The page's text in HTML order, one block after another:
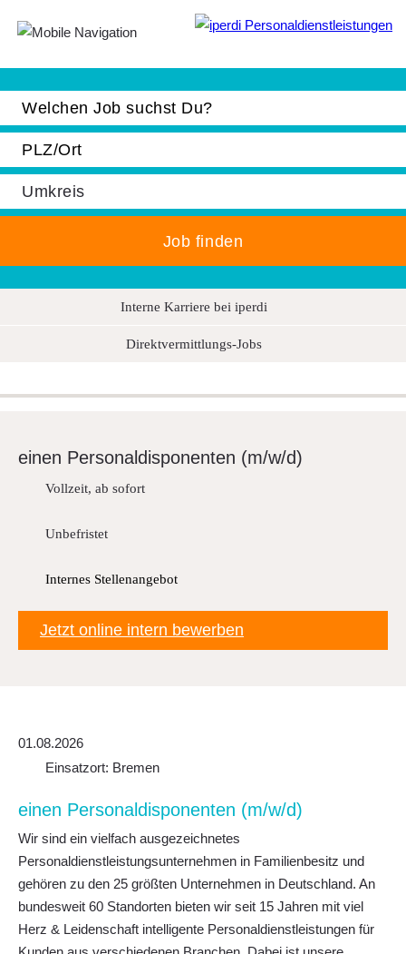
Interne Karriere bei iperdi
Direktvermittlungs-Jobs
einen Perso­nal­dis­po­nenten (m/w/d)
Vollzeit, ab sofort
Unbefristet
Internes Stellenangebot
Jetzt online intern bewerben
01.08.2026
Einsatzort: Bremen
einen Perso­nal­dis­po­nenten (m/w/d)
Wir sind ein vielfach ausgezeichnetes
Personaldienstleistungsunternehmen in Familienbesitz und
gehören zu den 25 größten Unternehmen in Deutschland. An
bundesweit 60 Standorten bieten wir seit 15 Jahren mit viel
Herz & Leidenschaft intelligente Personaldienstleistungen für
Jobbörse
Unternehmen
Über iperdi
FAQ
Sitemap
Datenschutz